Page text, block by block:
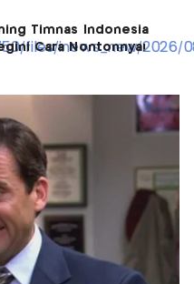
Timnas Indonesia
Cara Nontonnya!